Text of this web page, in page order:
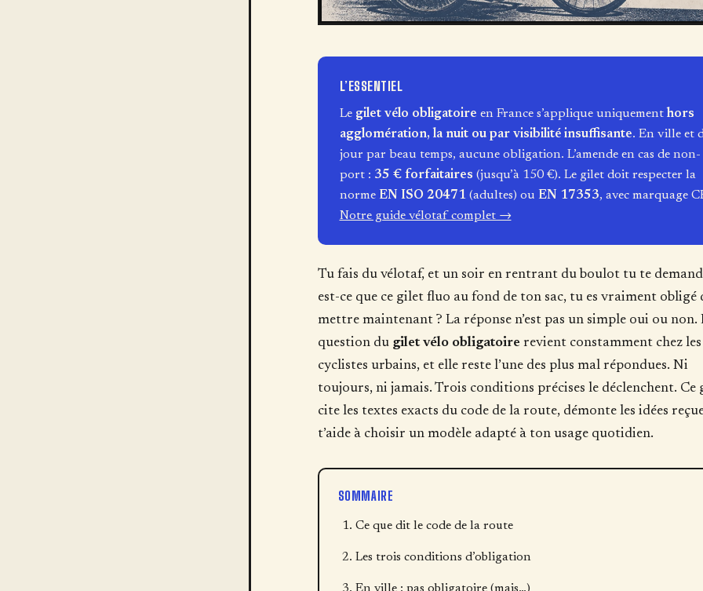
L’ESSENTIEL
Le gilet vélo obligatoire en France s’applique uniquement hors
agglomération, la nuit ou par visibilité insuffisante. En ville et
jour par beau temps, aucune obligation. L’amende en cas de non-
port : 35 € forfaitaires (jusqu’à 150 €). Le gilet doit respecter la
norme EN ISO 20471(adultes) ou EN 17353, avec marquage
Notre guide vélotaf complet →
Tu fais du vélotaf, et un soir en rentrant du boulot tu te
est-ce que ce gilet fluo au fond de ton sac, tu es vraiment obligé
mettre maintenant ? La réponse n’est pas un simple oui ou non.
question du gilet vélo obligatoire revient constamment chez les
cyclistes urbains, et elle reste l’une des plus mal répondues. Ni
toujours, ni jamais. Trois conditions précises le déclenchent. Ce
cite les textes exacts du code de la route, démonte les idées
t’aide à choisir un modèle adapté à ton usage quotidien.
SOMMAIRE
Ce que dit le code de la route
Les trois conditions d’obligation